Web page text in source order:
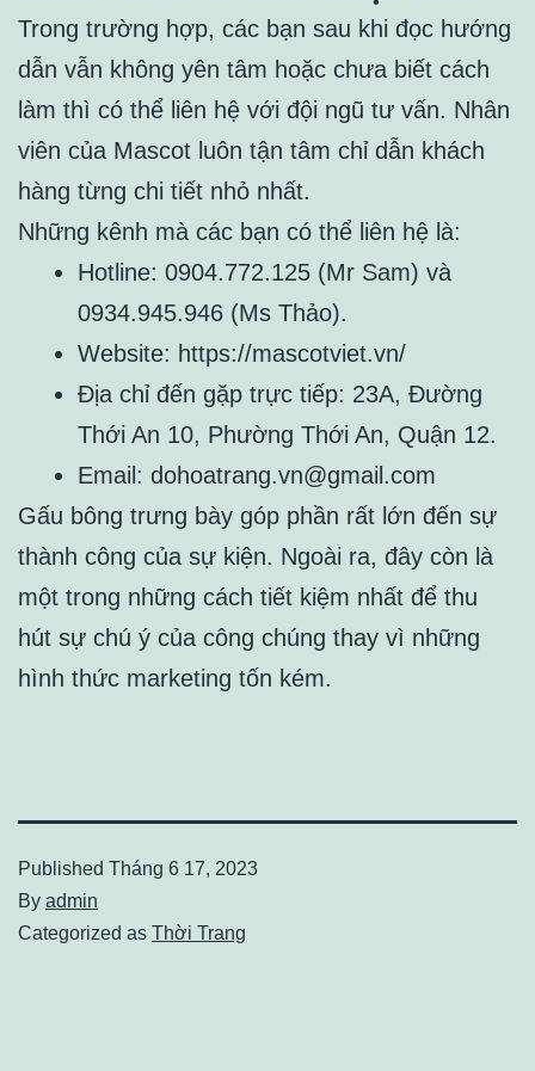
Trong trường hợp, các bạn sau khi đọc hướng
dẫn vẫn không yên tâm hoặc chưa biết cách
làm thì có thể liên hệ với đội ngũ tư vấn. Nhân
viên của Mascot luôn tận tâm chỉ dẫn khách
hàng từng chi tiết nhỏ nhất.
Những kênh mà các bạn có thể liên hệ là:
Hotline: 0904.772.125 (Mr Sam) và
0934.945.946 (Ms Thảo).
Website: https://mascotviet.vn/
Địa chỉ đến gặp trực tiếp: 23A, Đường
Thới An 10, Phường Thới An, Quận 12.
Email: dohoatrang.vn@gmail.com
Gấu bông trưng bày góp phần rất lớn đến sự
thành công của sự kiện. Ngoài ra, đây còn là
một trong những cách tiết kiệm nhất để thu
hút sự chú ý của công chúng thay vì những
hình thức marketing tốn kém.
Published Tháng 6 17, 2023
By admin
Categorized as Thời Trang